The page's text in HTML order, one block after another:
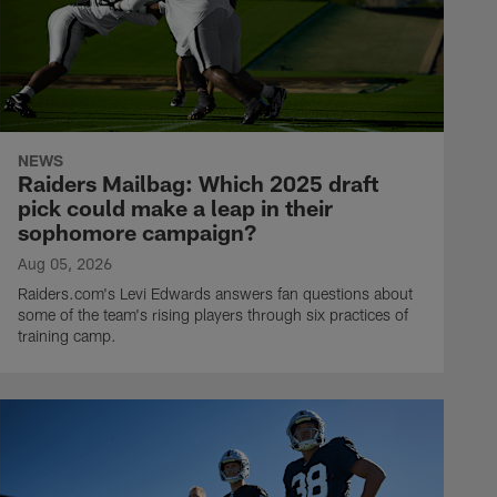
NEWS
Raiders Mailbag: Which 2025 draft
pick could make a leap in their
sophomore campaign?
Aug 05, 2026
Raiders.com's Levi Edwards answers fan questions about
some of the team's rising players through six practices of
training camp.